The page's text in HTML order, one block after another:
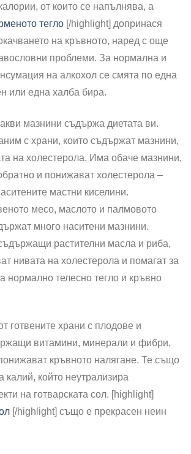
от които се напълнява, а
тегло [/highlight] допринася
на кръвното, наред с още
проблеми. За нормална и
на алкохол се смята по една
или една халба бира.
мазнини съдържа диетата ви.
с храни, които съдържат мазнини,
на холестерола. Има обаче мазнини,
и понижават холестерола –
мастни киселини.
месо, маслото и палмовото
много наситени мазнини.
растителни масла и риба,
нивата на холестерола и помагат за
нормално телесно тегло и кръвно
готвените храни с плодове и
витамини, минерали и фибри,
кръвното налягане. Те също
калий, който неутрализира
на готварската сол. [highlight]
[/highlight] също е прекрасен неин